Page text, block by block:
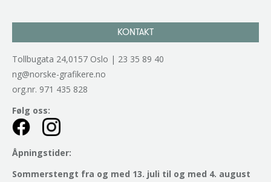
KONTAKT
Tollbugata 24,0157 Oslo | 23 35 89 40
ng@norske-grafikere.no
org.nr. 971 435 828
Følg oss:
Åpningstider:
Sommerstengt fra og med 13. juli til og med 4. august